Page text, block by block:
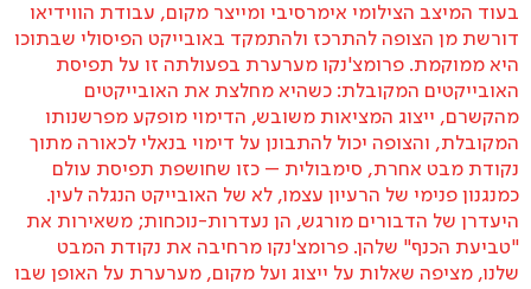
בעוד המיצב הצילומי אימרסיבי ומייצר מקום, עבודת הווידיאו
דורשת מן הצופה להתרכז ולהתמקד באובייקט הפיסולי שבתוכו
היא ממוקמת. פרומצ'נקו מערערת בפעולתה זו על תפיסת
האובייקטים המקובלת: כשהיא מחלצת את האובייקטים
מהקשרם, ייצוג המציאות משובש, הדימוי מופקע מפרשנותו
המקובלת, והצופה יכול להתבונן על דימוי בנאלי לכאורה מתוך
נקודת מבט אחרת, סימבולית – כזו שחושפת תפיסת עולם
כמנגנון פנימי של הרעיון עצמו, לא של האובייקט הנגלה לעין.
היעדרן של הדבורים מורגש, הן נעדרות-נוכחות; משאירות את
"טביעת הכנף" שלהן. פרומצ'נקו מרחיבה את נקודת המבט
שלנו, מציפה שאלות על ייצוג ועל מקום, מערערת על האופן שבו